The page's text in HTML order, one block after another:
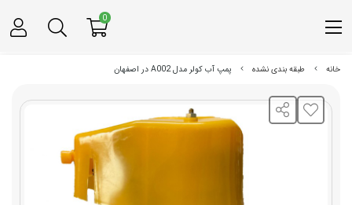
خانه طبقه بندی نشده پمپ آب کولر مدل A002 در اصفهان
0